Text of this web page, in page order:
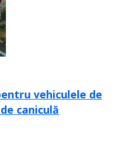
vehiculele de
caniculă